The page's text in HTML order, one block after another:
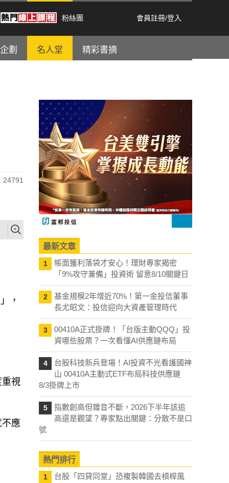
粉絲團 會員註冊/登入
劃 名人堂 精彩書摘
24791
，
重視
應
最新文章
1
帳面獲利落袋才安心！理財專家揭密
「9%攻守兼備」投資術 留意8/10關鍵日
2
基金規模2年增近70%！第一金投信董事
長尤昭文：投信迎向大資產管理時代
3
00410A正式掛牌！「台版主動QQQ」投
資哪些股票？一次看懂AI供應鏈布局
4
台股科技新兵登場！AI投資不光看護國神
山 00410A主動式ETF布局科技供應鏈
8/3掛牌上市
5
指數創高但雜音不斷，2026下半年該追
高還是觀望？專家點出關鍵：分散不是口
號
熱門排行
1
台股「四貸同堂」恐複製韓國去槓桿風